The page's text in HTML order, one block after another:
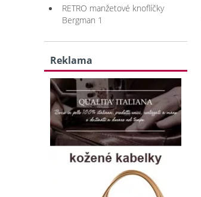
RETRO manžetové knoflíčky
Bergman 1
Reklama